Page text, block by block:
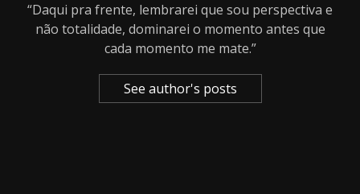
“Daqui pra frente, lembrarei que sou perspectiva e
não totalidade, dominarei o momento antes que
cada momento me mate.”
See author's posts